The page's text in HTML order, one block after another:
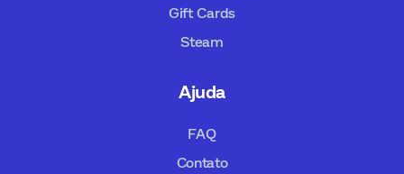
Gift Cards
Steam
Ajuda
FAQ
Contato